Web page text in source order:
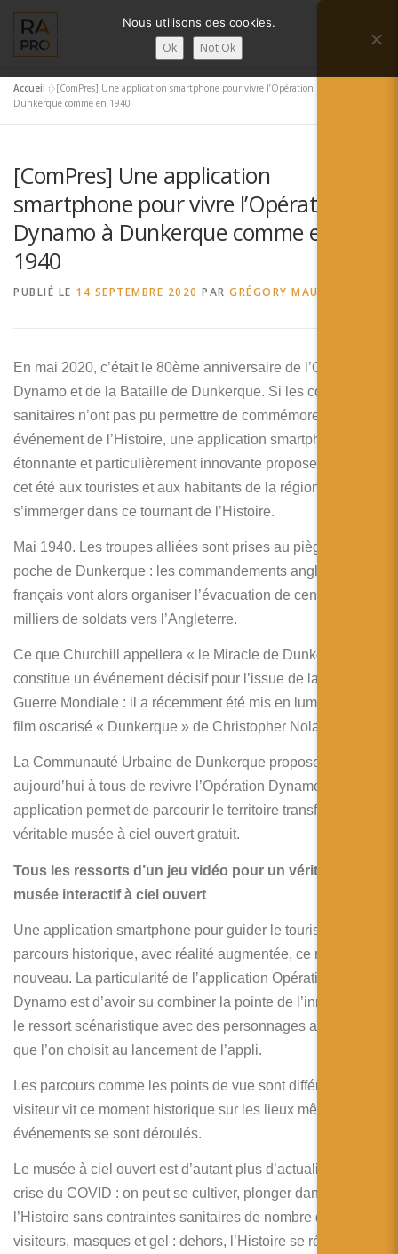
contenu
Menu
LA RÉALITÉ AUGMENTÉE ?
SERVICES RA’PRO ACTUALITÉ DE LA RA
CONTACTS FRANÇAIS
English
Deutsch
简体中文
日本語
Accueil »[ComPres] Une application smartphone pour vivre l’Opération Dynamo à
Dunkerque comme en 1940
[ComPres] Une application
smartphone pour vivre l’Opération
Dynamo à Dunkerque comme en
1940
PUBLIÉ LE 14 SEPTEMBRE 2020 PAR GRÉGORY MAUBON
En mai 2020, c’était le 80ème anniversaire de l’Opération
Dynamo et de la Bataille de Dunkerque. Si les conditions
sanitaires n’ont pas pu permettre de commémorer cet
événement de l’Histoire, une application smartphone
étonnante et particulièrement innovante propose depuis
cet été aux touristes et aux habitants de la région de
s’immerger dans ce tournant de l’Histoire.
Mai 1940. Les troupes alliées sont prises au piège dans la
poche de Dunkerque : les commandements anglais et
français vont alors organiser l’évacuation de centaines de
milliers de soldats vers l’Angleterre.
Ce que Churchill appellera « le Miracle de Dunkerque »
constitue un événement décisif pour l’issue de la Seconde
Guerre Mondiale : il a récemment été mis en lumière par le
film oscarisé « Dunkerque » de Christopher Nolan.
La Communauté Urbaine de Dunkerque propose
aujourd’hui à tous de revivre l’Opération Dynamo : une
application permet de parcourir le territoire transformé en
véritable musée à ciel ouvert gratuit.
Tous les ressorts d’un jeu vidéo pour un véritable
musée interactif à ciel ouvert
Une application smartphone pour guider le touriste sur un
parcours historique, avec réalité augmentée, ce n’est pas
nouveau. La particularité de l’application Opération
Dynamo est d’avoir su combiner la pointe de l’innovation et
le ressort scénaristique avec des personnages avatars,
que l’on choisit au lancement de l’appli.
Les parcours comme les points de vue sont différents et le
visiteur vit ce moment historique sur les lieux même où les
événements se sont déroulés.
Le musée à ciel ouvert est d’autant plus d’actualité avec la
crise du COVID : on peut se cultiver, plonger dans
l’Histoire sans contraintes sanitaires de nombre de
visiteurs, masques et gel : dehors, l’Histoire se révèle !
Nous utilisons des cookies.
Ok Not Ok